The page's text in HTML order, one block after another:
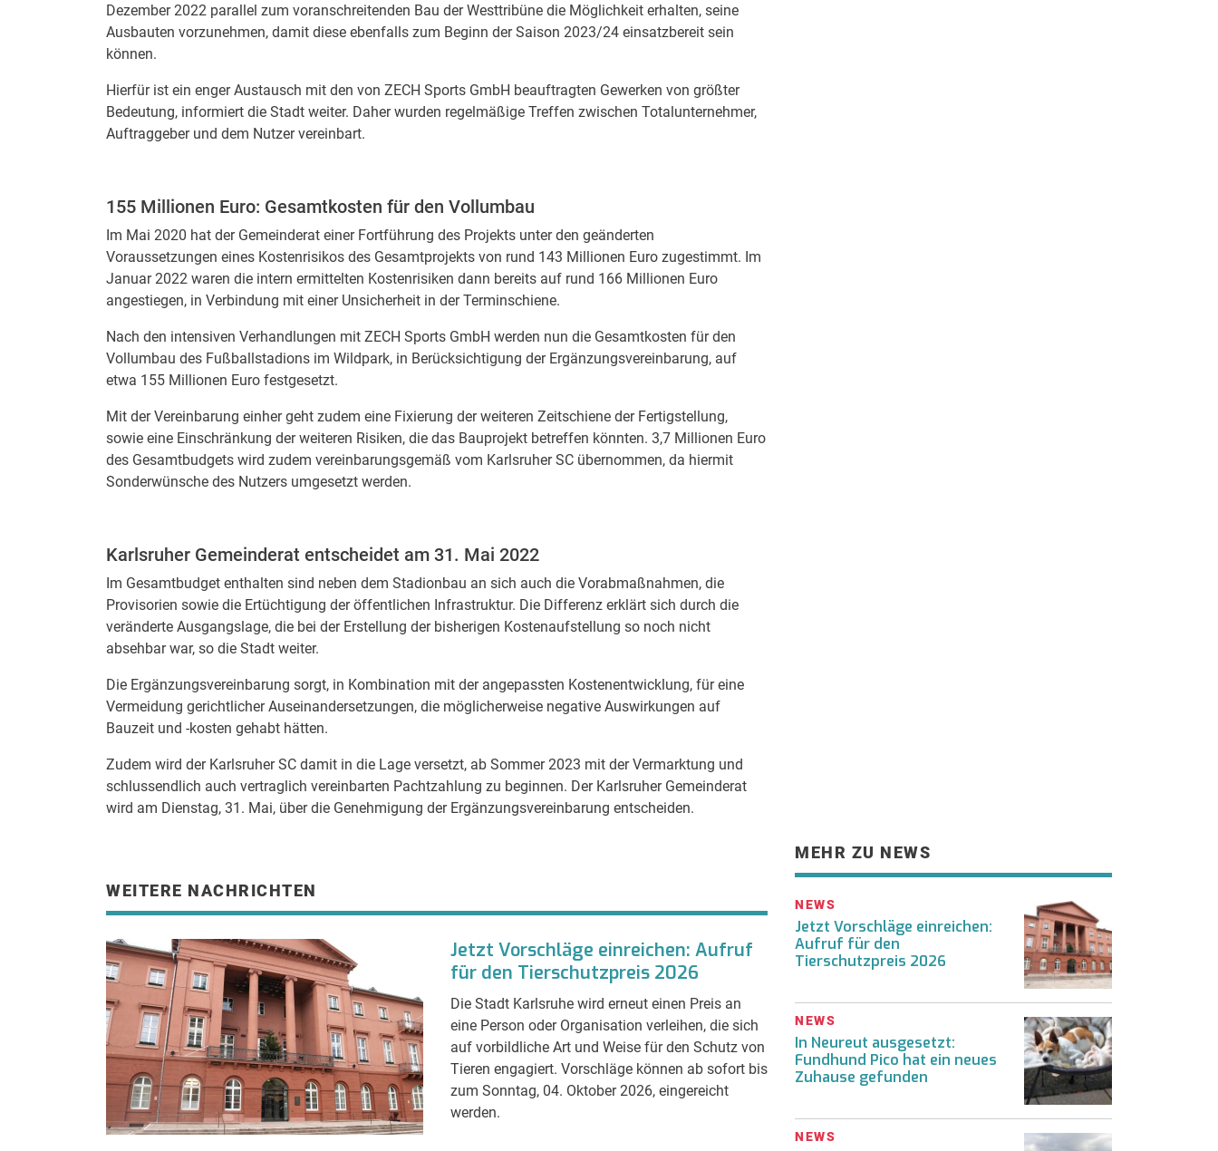
Dezember 2022 parallel zum voranschreitenden Bau der Westtribüne die Möglichkeit erhalten, seine
Ausbauten vorzunehmen, damit diese ebenfalls zum Beginn der Saison 2023/24 einsatzbereit sein
können.
Hierfür ist ein enger Austausch mit den von ZECH Sports GmbH beauftragten Gewerken von größter
Bedeutung, informiert die Stadt weiter. Daher wurden regelmäßige Treffen zwischen Totalunternehmer,
Auftraggeber und dem Nutzer vereinbart.
155 Millionen Euro: Gesamtkosten für den Vollumbau
Im Mai 2020 hat der Gemeinderat einer Fortführung des Projekts unter den geänderten
Voraussetzungen eines Kostenrisikos des Gesamtprojekts von rund 143 Millionen Euro zugestimmt. Im
Januar 2022 waren die intern ermittelten Kostenrisiken dann bereits auf rund 166 Millionen Euro
angestiegen, in Verbindung mit einer Unsicherheit in der Terminschiene.
Nach den intensiven Verhandlungen mit ZECH Sports GmbH werden nun die Gesamtkosten für den
Vollumbau des Fußballstadions im Wildpark, in Berücksichtigung der Ergänzungsvereinbarung, auf
etwa 155 Millionen Euro festgesetzt.
Mit der Vereinbarung einher geht zudem eine Fixierung der weiteren Zeitschiene der Fertigstellung,
sowie eine Einschränkung der weiteren Risiken, die das Bauprojekt betreffen könnten. 3,7 Millionen Euro
des Gesamtbudgets wird zudem vereinbarungsgemäß vom Karlsruher SC übernommen, da hiermit
Sonderwünsche des Nutzers umgesetzt werden.
Karlsruher Gemeinderat entscheidet am 31. Mai 2022
Im Gesamtbudget enthalten sind neben dem Stadionbau an sich auch die Vorabmaßnahmen, die
Provisorien sowie die Ertüchtigung der öffentlichen Infrastruktur. Die Differenz erklärt sich durch die
veränderte Ausgangslage, die bei der Erstellung der bisherigen Kostenaufstellung so noch nicht
absehbar war, so die Stadt weiter.
Die Ergänzungsvereinbarung sorgt, in Kombination mit der angepassten Kostenentwicklung, für eine
Vermeidung gerichtlicher Auseinandersetzungen, die möglicherweise negative Auswirkungen auf
Bauzeit und -kosten gehabt hätten.
Zudem wird der Karlsruher SC damit in die Lage versetzt, ab Sommer 2023 mit der Vermarktung und
schlussendlich auch vertraglich vereinbarten Pachtzahlung zu beginnen. Der Karlsruher Gemeinderat
wird am Dienstag, 31. Mai, über die Genehmigung der Ergänzungsvereinbarung entscheiden.
WEITERE NACHRICHTEN
Jetzt Vorschläge einreichen: Aufruf
für den Tierschutzpreis 2026
Die Stadt Karlsruhe wird erneut einen Preis an
eine Person oder Organisation verleihen, die sich
auf vorbildliche Art und Weise für den Schutz von
Tieren engagiert. Vorschläge können ab sofort bis
zum Sonntag, 04. Oktober 2026, eingereicht
werden.
MEHR ZU NEWS
NEWS
Jetzt Vorschläge einreichen:
Aufruf für den
Tierschutzpreis 2026
NEWS
In Neureut ausgesetzt:
Fundhund Pico hat ein neues
Zuhause gefunden
NEWS